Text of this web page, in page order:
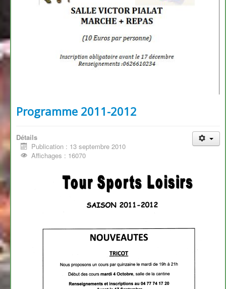
Programme 2011-2012
Détails
Publication : 13 septembre 2010
Affichages : 16070